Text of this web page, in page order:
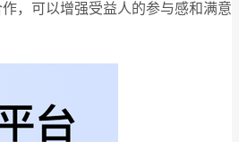
，可以增强受益人的参与感和满意